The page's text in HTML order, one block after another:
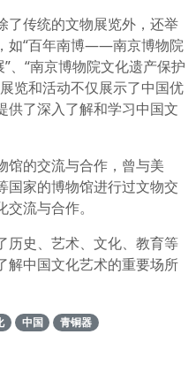
了传统的文物展览外，还举
如“百年南博——南京博物院
、“南京博物院文化遗产保护
览和活动不仅展示了中国优
供了深入了解和学习中国文
馆的交流与合作，曾与美
国家的博物馆进行过文物交
流与合作。
历史、艺术、文化、教育等
解中国文化艺术的重要场所
中国 青铜器